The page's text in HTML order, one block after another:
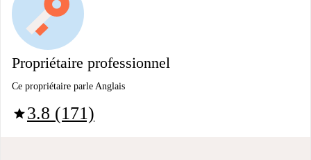
Propriétaire professionnel
Ce propriétaire parle Anglais
star3.8 (171)